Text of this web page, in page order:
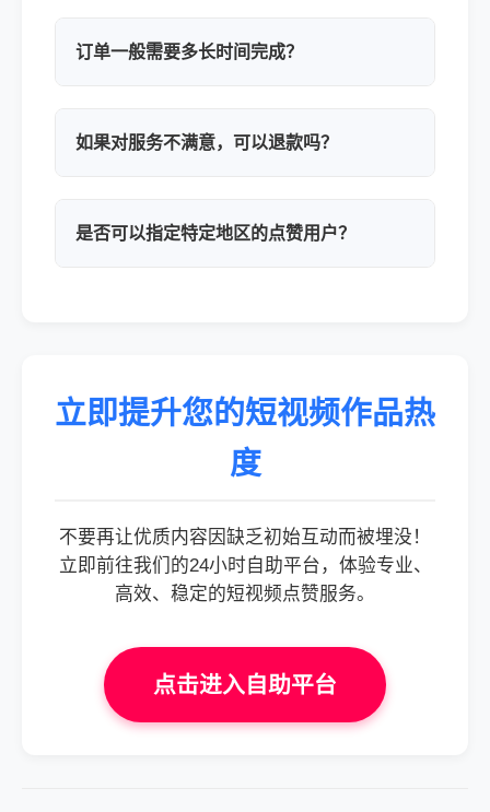
订单一般需要多长时间完成？
如果对服务不满意，可以退款吗？
是否可以指定特定地区的点赞用户？
立即提升您的短视频作品热
度
不要再让优质内容因缺乏初始互动而被埋没！
立即前往我们的24小时自助平台，体验专业、
高效、稳定的短视频点赞服务。
点击进入自助平台